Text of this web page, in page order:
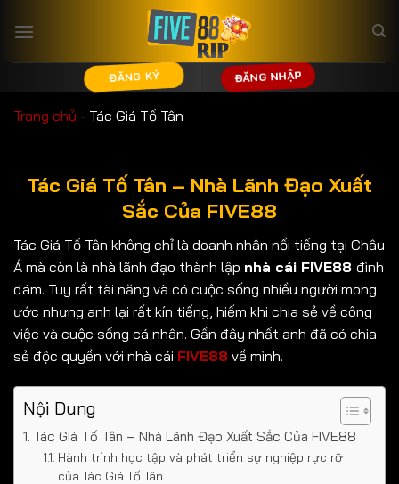
qua
ĐĂNG KÝ ĐĂNG NHẬP
Trang chủ - Tác Giá Tố Tân
Tác Giá Tố Tân – Nhà Lãnh Đạo Xuất
Sắc Của FIVE88
Tác Giá Tố Tân không chỉ là doanh nhân nổi tiếng tại Châu
Á mà còn là nhà lãnh đạo thành lập nhà cái FIVE88 đình
đám. Tuy rất tài năng và có cuộc sống nhiều người mong
ước nhưng anh lại rất kín tiếng, hiếm khi chia sẻ về công
việc và cuộc sống cá nhân. Gần đây nhất anh đã có chia
sẻ độc quyền với nhà cái FIVE88 về mình.
Nội Dung
Tác Giá Tố Tân – Nhà Lãnh Đạo Xuất Sắc Của FIVE88
Hành trình học tập và phát triển sự nghiệp rực rỡ
của Tác Giá Tố Tân